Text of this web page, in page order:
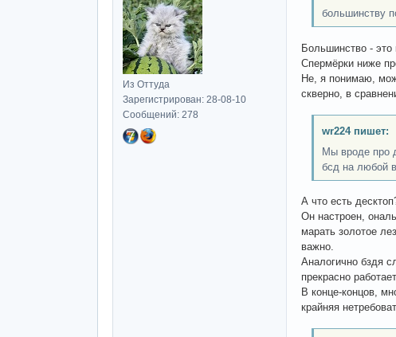
Из Оттуда
Зарегистрирован: 28-08-10
Сообщений: 278
большинству
Большинство -
Спермёрки ниже
Не, я понимаю,
скверно, в
wr224 пишет:
Мы вроде про
бсд на любой
А что есть
Он настроен,
марать золотое
важно.
Аналогично бздя
прекрасно
В конце-концов,
крайняя